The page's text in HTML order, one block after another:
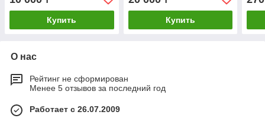
Купить Купить
О нас
Рейтинг не сформирован
Менее 5 отзывов за последний год
Работает с 26.07.2009